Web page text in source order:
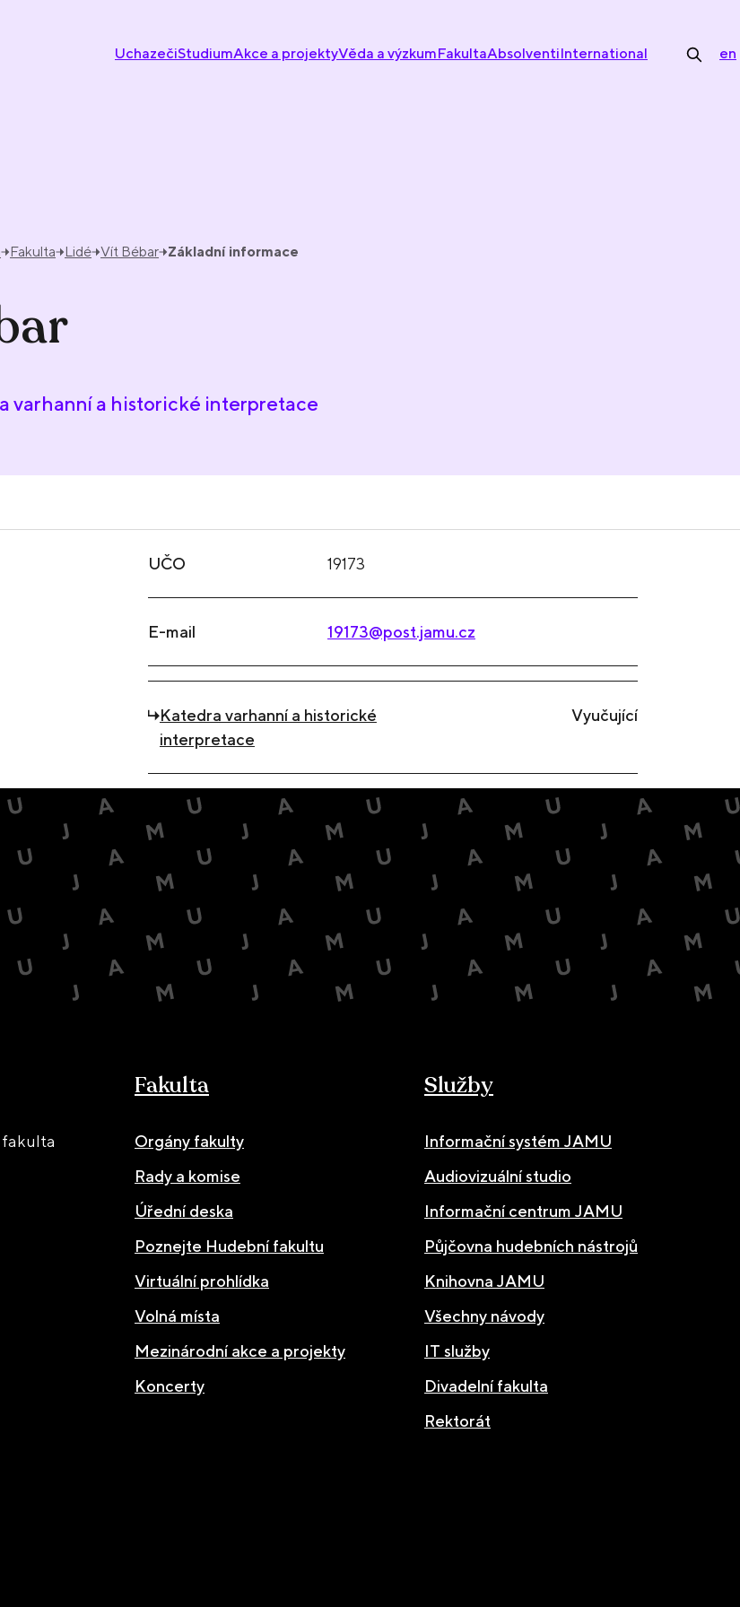
UchazečiStudiumAkce a projektyVěda a výzkumFakultaAbsolventiInternational en
Fakulta Lidé Vít Bébar Základní informace
varhanní a historické interpretace
UČO 19173
E-mail 19173@post.jamu.cz
Vyučující
Katedra varhanní a historické
interpretace
fakulta
Fakulta
Orgány fakulty
Rady a komise
Úřední deska
Poznejte Hudební fakultu
Virtuální prohlídka
Volná místa
Mezinárodní akce a projekty
Koncerty
Služby
Informační systém JAMU
Audiovizuální studio
Informační centrum JAMU
Půjčovna hudebních nástrojů
Knihovna JAMU
Všechny návody
IT služby
Divadelní fakulta
Rektorát